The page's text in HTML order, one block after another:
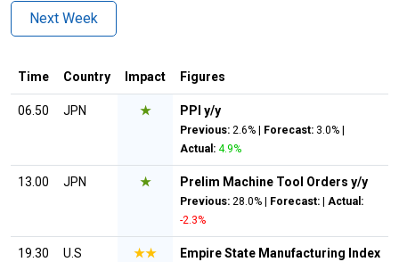
Next Week
Time Country Impact Figures
06.50 JPN ★ PPI y/y
Previous: 2.6% | Forecast: 3.0% |
Actual: 4.9%
13.00 JPN ★ Prelim Machine Tool Orders y/y
Previous: 28.0% | Forecast:
Actual:
-2.3%
19.30 U.S ★★ Empire State Manufacturing Index